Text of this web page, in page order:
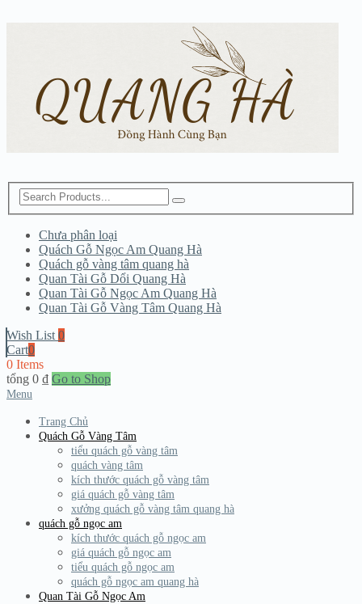
Chưa phân loại
Quách Gỗ Ngọc Am Quang Hà
Quách gỗ vàng tâm quang hà
Quan Tài Gỗ Dổi Quang Hà
Quan Tài Gỗ Ngọc Am Quang Hà
Quan Tài Gỗ Vàng Tâm Quang Hà
Wish List 0
Cart0
0 Items
tổng 0 ₫ Go to Shop
Menu
Trang Chủ
Quách Gỗ Vàng Tâm
tiểu quách gỗ vàng tâm
quách vàng tâm
kích thước quách gỗ vàng tâm
giá quách gỗ vàng tâm
xưởng quách gỗ vàng tâm quang hà
quách gỗ ngọc am
kích thước quách gỗ ngọc am
giá quách gỗ ngọc am
tiểu quách gỗ ngọc am
quách gỗ ngọc am quang hà
Quan Tài Gỗ Ngọc Am